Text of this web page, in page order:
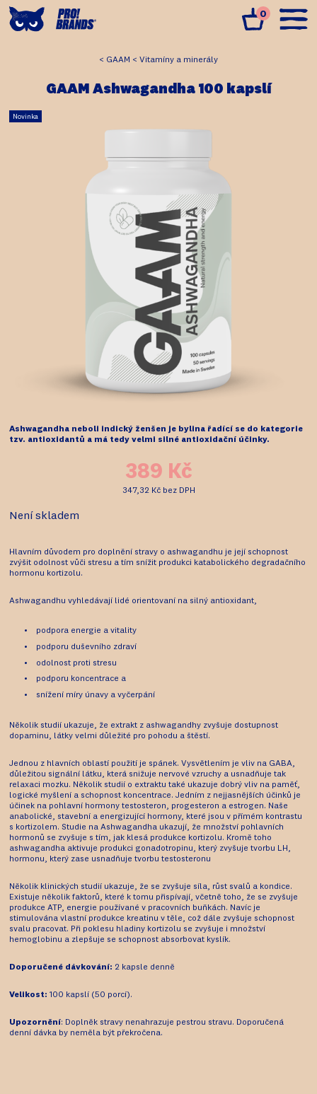
0
GAAM Vitamíny a minerály
GAAM Ashwagandha 100 kapslí
Novinka
Ashwagandha neboli indický ženšen je bylina řadící se do kategorie
tzv. antioxidantů a má tedy velmi silné antioxidační účinky.
389 Kč
347,32 Kč bez DPH
Není skladem
Hlavním důvodem pro doplnění stravy o ashwagandhu je její schopnost
zvýšit odolnost vůči stresu a tím snížit produkci katabolického degradačního
hormonu kortizolu.
Ashwagandhu vyhledávají lidé orientovaní na silný antioxidant,
podpora energie a vitality
podporu duševního zdraví
odolnost proti stresu
podporu koncentrace a
snížení míry únavy a vyčerpání
Několik studií ukazuje, že extrakt z ashwagandhy zvyšuje dostupnost
dopaminu, látky velmi důležité pro pohodu a štěstí.
Jednou z hlavních oblastí použití je spánek. Vysvětlením je vliv na GABA,
důležitou signální látku, která snižuje nervové vzruchy a usnadňuje tak
relaxaci mozku. Několik studií o extraktu také ukazuje dobrý vliv na paměť,
logické myšlení a schopnost koncentrace. Jedním z nejjasnějších účinků je
účinek na pohlavní hormony testosteron, progesteron a estrogen. Naše
anabolické, stavební a energizující hormony, které jsou v přímém kontrastu
s kortizolem. Studie na Ashwagandha ukazují, že množství pohlavních
hormonů se zvyšuje s tím, jak klesá produkce kortizolu. Kromě toho
ashwagandha aktivuje produkci gonadotropinu, který zvyšuje tvorbu LH,
hormonu, který zase usnadňuje tvorbu testosteronu
Několik klinických studií ukazuje, že se zvyšuje síla, růst svalů a kondice.
Existuje několik faktorů, které k tomu přispívají, včetně toho, že se zvyšuje
produkce ATP, energie používané v pracovních buňkách. Navíc je
stimulována vlastní produkce kreatinu v těle, což dále zvyšuje schopnost
svalu pracovat. Při poklesu hladiny kortizolu se zvyšuje i množství
hemoglobinu a zlepšuje se schopnost absorbovat kyslík.
Doporučené dávkování: 2 kapsle denně
Velikost: 100 kapslí (50 porcí).
Upozornění: Doplněk stravy nenahrazuje pestrou stravu. Doporučená
denní dávka by neměla být překročena.